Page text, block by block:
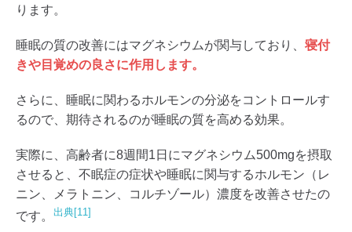
ります。
睡眠の質の改善にはマグネシウムが関与しており、 寝付
きや目覚めの良さに作用します。
さらに、睡眠に関わるホルモンの分泌をコントロールす
るので、期待されるのが睡眠の質を高める効果。
実際に、高齢者に8週間1日にマグ​​ネシウム500mgを摂取
させると、不眠症の症状や睡眠に関与するホルモン（レ
ニン、メラトニン、コルチゾール）濃度を改善させたの
です。 出典[11]